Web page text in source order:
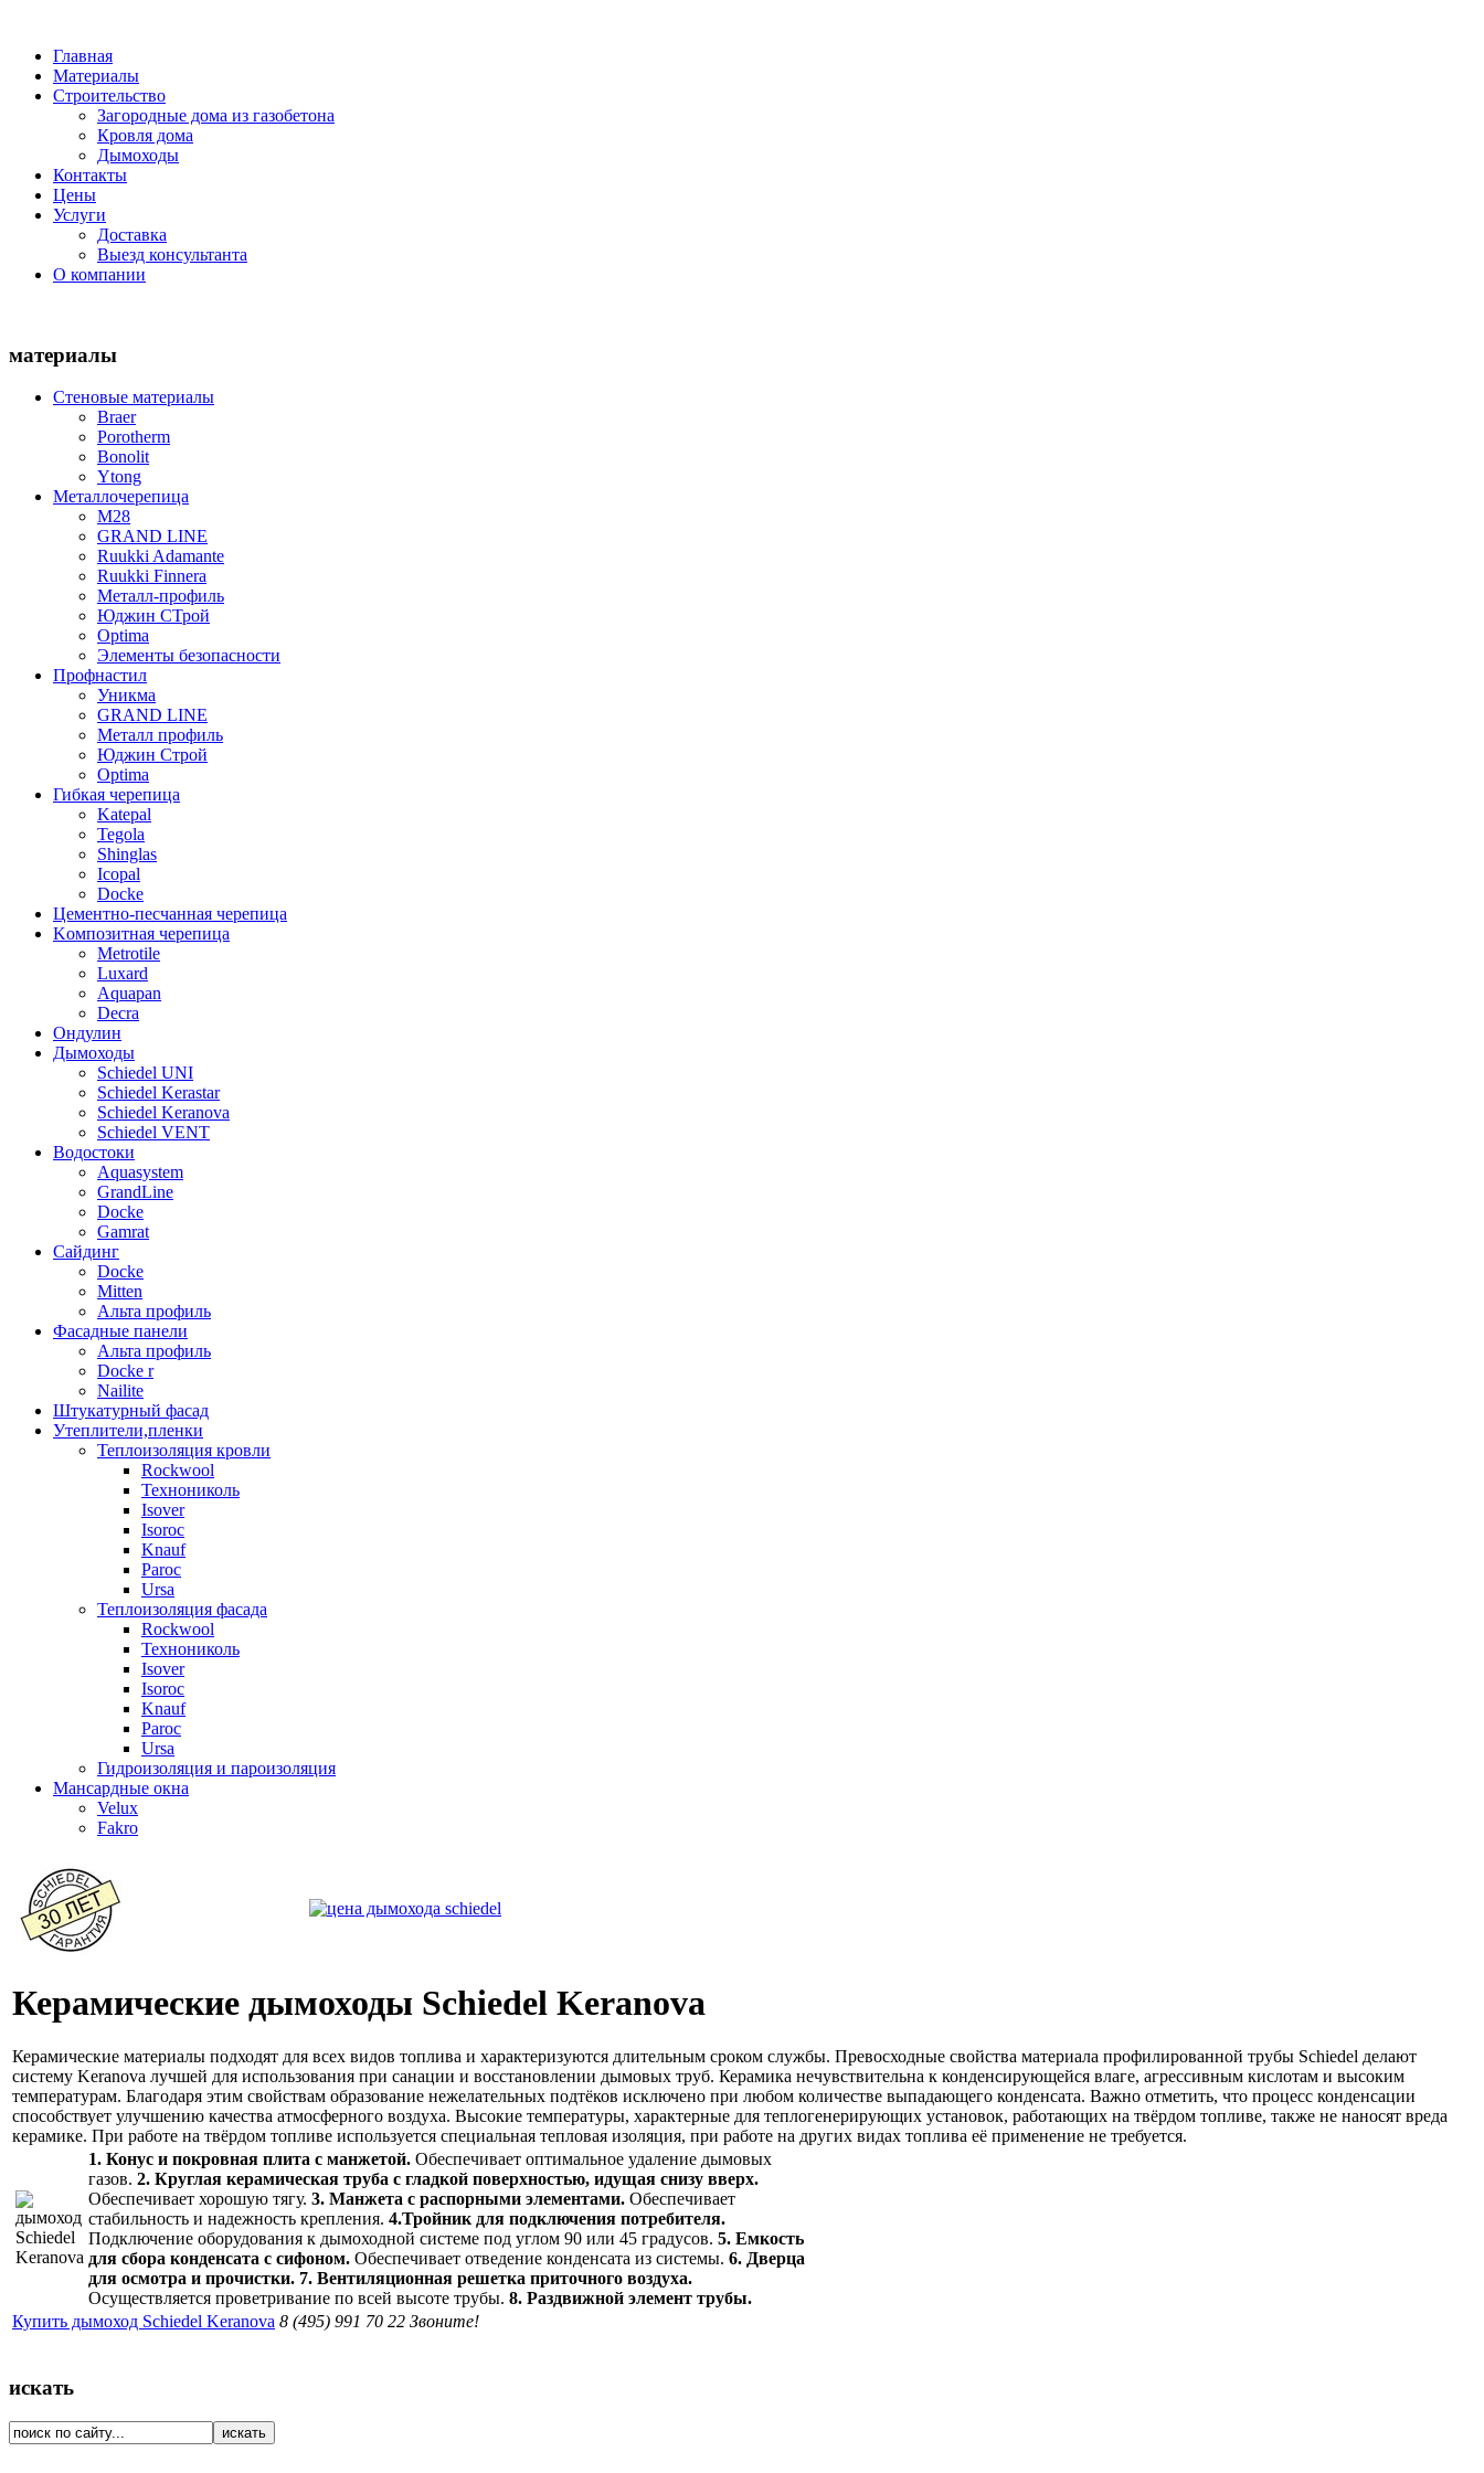
Главная
Материалы
Строительство
Загородные дома из газобетона
Кровля дома
Дымоходы
Контакты
Цены
Услуги
Доставка
Выезд консультанта
О компании
материалы
Стеновые материалы
Braer
Porotherm
Bonolit
Ytong
Mеталлочерепица
М28
GRAND LINE
Ruukki Adamante
Ruukki Finnera
Металл-профиль
Юджин СТрой
Optima
Элементы безопасности
Профнастил
Уникма
GRAND LINE
Металл профиль
Юджин Строй
Optima
Гибкая черепица
Katepal
Tegola
Shinglas
Icopal
Docke
Цементно-песчанная черепица
Kомпозитная черепица
Metrotile
Luxard
Aquapan
Decra
Oндулин
Дымоходы
Sсhiedel UNI
Schiedel Kerastar
Sсhiedel Keranova
Schiedel VENT
Водостоки
Aquasystem
GrandLine
Docke
Gamrat
Сайдинг
Docke
Mitten
Альта профиль
Фасадные панели
Альта профиль
Docke r
Nailite
Штукатурный фасад
Утеплители,пленки
Теплоизоляция кровли
Rockwool
Технониколь
Isover
Isoroc
Knauf
Paroc
Ursa
Теплоизоляция фасада
Rockwool
Технониколь
Isover
Isoroc
Knauf
Paroc
Ursa
Гидроизоляция и пароизоляция
Мансардные окна
Velux
Fakro
Керамические дымоходы Schiedel Keranova
Керамические материалы подходят для всех видов топлива и характеризуются длительным сроком службы. Превосходные свойства материала профилированной трубы Schiedel делают
систему Keranova лучшей для использования при санации и восстановлении дымовых труб. Керамика нечувствительна к конденсирующейся влаге, агрессивным кислотам и высоким
температурам. Благодаря этим свойствам образование нежелательных подтёков исключено при любом количестве выпадающего конденсата. Важно отметить, что процесс конденсации
способствует улучшению качества атмосферного воздуха. Высокие температуры, характерные для теплогенерирующих установок, работающих на твёрдом топливе, также не наносят вреда
керамике. При работе на твёрдом топливе используется специальная тепловая изоляция, при работе на других видах топлива её применение не требуется.
1. Конус и покровная плита с манжетой. Обеспечивает оптимальное удаление дымовых
газов. 2. Круглая керамическая труба c гладкой поверхностью, идущая снизу вверх.
Обеспечивает хорошую тягу. 3. Манжета с распорными элементами. Обеспечивает
стабильность и надежность крепления. 4.Тройник для подключения потребителя.
Подключение оборудования к дымоходной системе под углом 90 или 45 градусов. 5. Емкость
для сбора конденсата с сифоном. Обеспечивает отведение конденсата из системы. 6. Дверца
для осмотра и прочистки. 7. Вентиляционная решетка приточного воздуха.
Осуществляется проветривание по всей высоте трубы. 8. Раздвижной элемент трубы.
Купить дымоход Schiedel Keranova 8 (495) 991 70 22 Звоните!
искать